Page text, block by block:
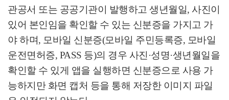
관공서 또는 공공기관이 발행하고 생년월일, 사진이
있어 본인임을 확인할 수 있는 신분증을 가지고 가
야 하며, 모바일 신분증(모바일 주민등록증, 모바일
운전면허증, PASS 등)의 경우 사진 ·성명·생년월일을
확인할 수 있게 앱을 실행하면 신분증으로 사용 가
능하지만 화면 캡처 등을 통해 저장한 이미지 파일